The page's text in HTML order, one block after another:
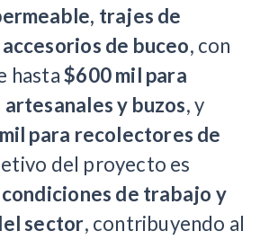
trajes de
de buceo, con
hasta$600 mil para
y buzos, y
para recolectores de
del proyecto es
de trabajo y
sector, contribuyendo al